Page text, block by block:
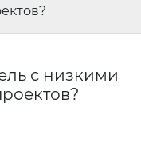
с низкими